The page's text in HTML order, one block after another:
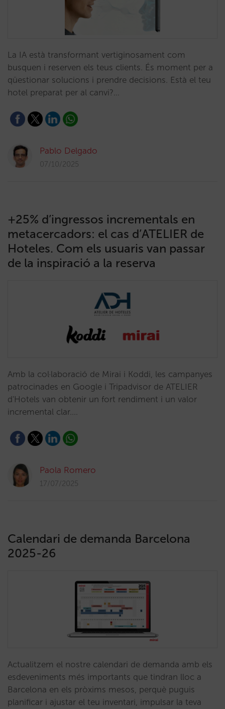
La IA està transformant vertiginosament com
busquen i reserven els teus clients. És moment per a
qüestionar solucions i prendre decisions. Està el teu
hotel preparat per al canvi?…
Pablo Delgado
07/10/2025
+25% d’ingressos incrementals en
metacercadors: el cas d’ATELIER de
Hoteles. Com els usuaris van passar
de la inspiració a la reserva
Amb la col·laboració de Mirai i Koddi, les campanyes
patrocinades en Google i Tripadvisor de ATELIER
d'Hotels van obtenir un fort rendiment i un valor
incremental clar.…
Paola Romero
17/07/2025
Calendari de demanda Barcelona
2025-26
Actualitzem el nostre calendari de demanda amb els
esdeveniments més importants que tindran lloc a
Barcelona en els pròxims mesos, perquè puguis
planificar i ajustar el teu inventari, impulsar la teva